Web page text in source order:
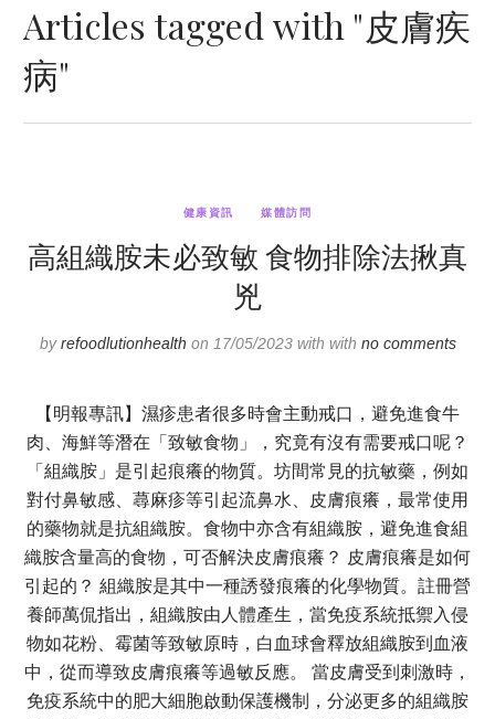
Articles tagged with "皮膚疾
病"
健康資訊 媒體訪問
高組織胺未必致敏 食物排除法揪真
兇
byrefoodlutionhealth on 17/05/2023 with with no comments
【明報專訊】濕疹患者很多時會主動戒口，避免進食牛
肉、海鮮等潛在「致敏食物」，究竟有沒有需要戒口呢？
「組織胺」是引起痕癢的物質。坊間常見的抗敏藥，例如
對付鼻敏感、蕁麻疹等引起流鼻水、皮膚痕癢，最常使用
的藥物就是抗組織胺。食物中亦含有組織胺，避免進食組
織胺含量高的食物，可否解決皮膚痕癢？ 皮膚痕癢是如何
引起的？ 組織胺是其中一種誘發痕癢的化學物質。註冊營
養師萬侃指出，組織胺由人體產生，當免疫系統抵禦入侵
物如花粉、霉菌等致敏原時，白血球會釋放組織胺到血液
中，從而導致皮膚痕癢等過敏反應。 當皮膚受到刺激時，
免疫系統中的肥大細胞啟動保護機制，分泌更多的組織胺